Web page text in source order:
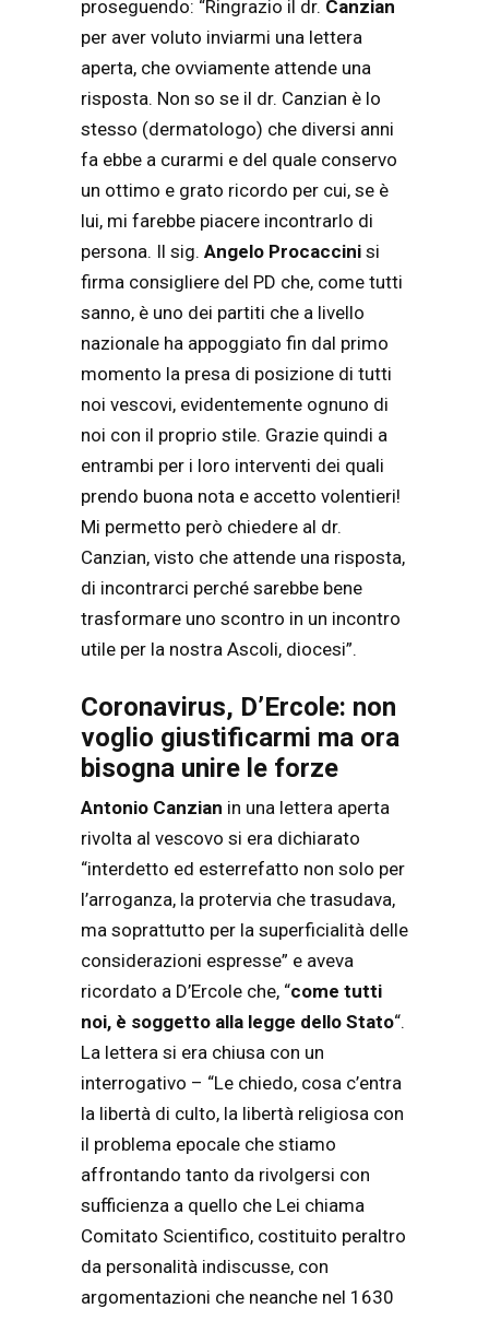
proseguendo: “Ringrazio il dr. Canzian
per aver voluto inviarmi una lettera
aperta, che ovviamente attende una
risposta. Non so se il dr. Canzian è lo
stesso (dermatologo) che diversi anni
fa ebbe a curarmi e del quale conservo
un ottimo e grato ricordo per cui, se è
lui, mi farebbe piacere incontrarlo di
persona. Il sig. Angelo Procaccini si
firma consigliere del PD che, come tutti
sanno, è uno dei partiti che a livello
nazionale ha appoggiato fin dal primo
momento la presa di posizione di tutti
noi vescovi, evidentemente ognuno di
noi con il proprio stile. Grazie quindi a
entrambi per i loro interventi dei quali
prendo buona nota e accetto volentieri!
Mi permetto però chiedere al dr.
Canzian, visto che attende una risposta,
di incontrarci perché sarebbe bene
trasformare uno scontro in un incontro
utile per la nostra Ascoli, diocesi”.
Coronavirus, D’Ercole: non
voglio giustificarmi ma ora
bisogna unire le forze
Antonio Canzian in una lettera aperta
rivolta al vescovo si era dichiarato
“interdetto ed esterrefatto non solo per
l’arroganza, la protervia che trasudava,
ma soprattutto per la superficialità delle
considerazioni espresse” e aveva
ricordato a D’Ercole che, “come tutti
noi, è soggetto alla legge dello Stato“.
La lettera si era chiusa con un
interrogativo – “Le chiedo, cosa c’entra
la libertà di culto, la libertà religiosa con
il problema epocale che stiamo
affrontando tanto da rivolgersi con
sufficienza a quello che Lei chiama
Comitato Scientifico, costituito peraltro
da personalità indiscusse, con
argomentazioni che neanche nel 1630